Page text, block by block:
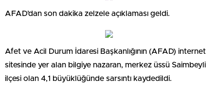
AFAD’dan son dakika zelzele açıklaması geldi.
Afet ve Acil Durum İdaresi Başkanlığının (AFAD) internet
sitesinde yer alan bilgiye nazaran, merkez üssü Saimbeyli
ilçesi olan 4,1 büyüklüğünde sarsıntı kaydedildi.